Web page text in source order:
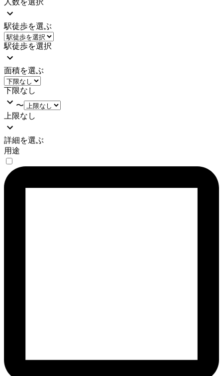
駅徒歩を選ぶ
駅徒歩を選択
面積を選ぶ
下限なし
〜
上限なし
詳細を選ぶ
用途